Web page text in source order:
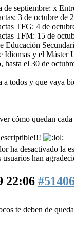
septiembre: x
3 de octubre de
TFG: 4 de
TFM: 15 de
Educación
Idiomas y el Máster
hasta el 30 de
a todos y que vaya
cómo quedan
ha desactivado la
usuarios han
22:06
te deben de